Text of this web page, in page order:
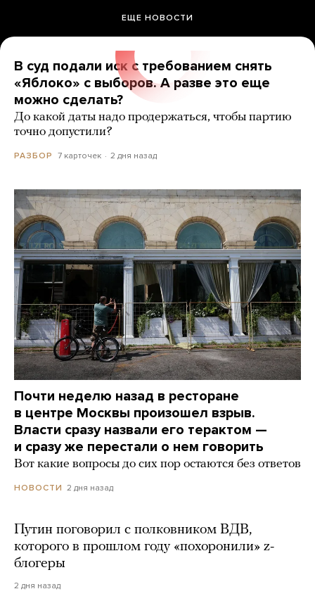
ЕЩЕ НОВОСТИ
В суд подали иск с требованием снять
«Яблоко» с выборов. А разве это еще
можно сделать?
До какой даты надо продержаться, чтобы партию
точно допустили?
РАЗБОР 7 карточек 2 дня назад
Почти неделю назад в ресторане
в центре Москвы произошел взрыв.
Власти сразу назвали его терактом —
и сразу же перестали о нем говорить
Вот какие вопросы до сих пор остаются без ответов
НОВОСТИ 2 дня назад
Путин поговорил с полковником ВДВ,
которого в прошлом году «похоронили» z-
блогеры
2 дня назад